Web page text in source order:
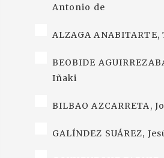
Antonio de
ALZAGA
BEOBIDE
Iñaki
BILBAO AZCARRETA,
GALÍNDEZ SUÁREZ,